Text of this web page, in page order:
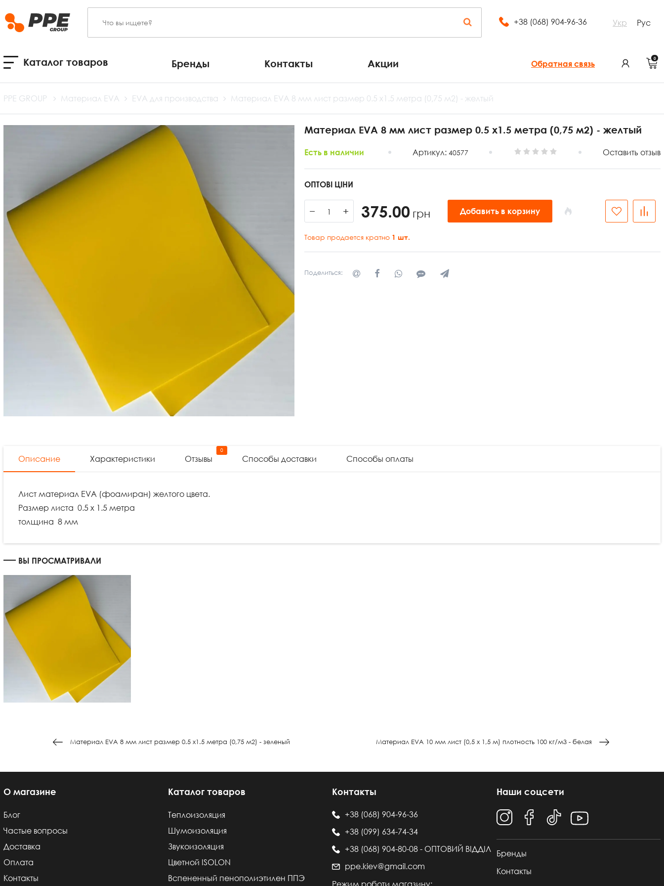
+38 (068) 904-96-36 Укр Рус
Каталог товаров Бренды Контакты Акции Обратная связь
0
PPE GROUP Материал EVA EVA для производства Материал EVA 8 мм лист размер 0.5 х1.5 метра (0,75 м2) - желтый
Материал EVA 8 мм лист размер 0.5 х1.5 метра (0,75 м2) - желтый
Есть в наличии Артикул: 40577 Оставить отзыв
ОПТОВІ ЦІНИ
− + 375.00 грн Добавить в корзину
Товар продается кратно 1 шт.
Поделиться:
Описание Характеристики
0
Отзывы Способы доставки Способы оплаты
Лист материал EVA (фоамиран) желтого цвета.
Размер листа 0.5 х 1.5 метра
толщина 8 мм
ВЫ ПРОСМАТРИВАЛИ
Материал EVA 8 мм лист размер 0.5 х1.5 метра (0,75 м2) - зеленый Материал EVA 10 мм лист (0,5 х 1,5 м) плотность 100 кг/м3 - белая
О магазине
Блог
Частые вопросы
Доставка
Оплата
Контакты
Каталог товаров
Теплоизоляция
Шумоизоляция
Звукоизоляция
Цветной ISOLON
Вспененный пенополиэтилен ППЭ
Контакты
+38 (068) 904-96-36
+38 (099) 634-74-34
+38 (068) 904-80-08 - ОПТОВИЙ ВІДДІЛ
ppe.kiev@gmail.com
Режим роботи магазину:
Наши соцсети
Бренды
Контакты